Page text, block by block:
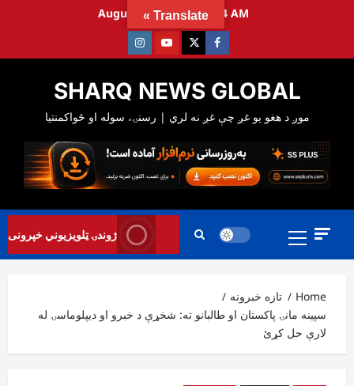
August 8, 2026 1:55:25 AM
Facebook
Twitter
Youtube
Instagram
SHARQ NEWS GLOBAL
Primary
ژوندۍ ټلویزیوني خپرونی
Home
تازه خبرونه
سپینه مانۍ پاکستان او طالبانو ته: شخړې د خبرو او دیپلوماسۍ له
لارې حل کړئ
Translate »